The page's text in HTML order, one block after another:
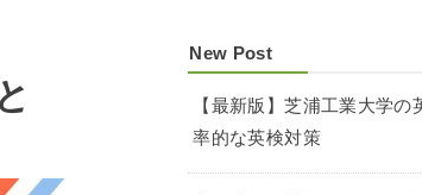
New Post
【最新版】芝浦工業大学の
率的な英検対策